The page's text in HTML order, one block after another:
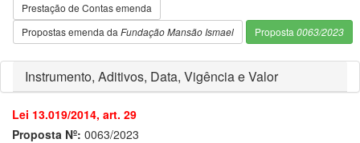
Prestação de Contas emenda
Propostas emenda da Fundação Mansão Ismael Proposta 0063/2023
Instrumento, Aditivos, Data, Vigência e Valor
Lei 13.019/2014, art. 29
Proposta Nº: 0063/2023